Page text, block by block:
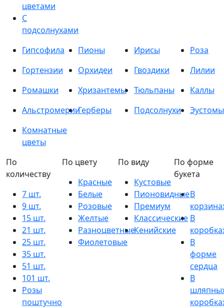
цветами
С
подсолнухами
Гипсофила
Пионы Ирисы
Роза
Гортензии
Орхидеи Гвоздики
Лилии
Ромашки
Хризантемы Тюльпаны
Каллы
АльстромерииГерберы Подсолнухи
Эустомы
Комнатные
цветы
По
количеству
7 шт.
9 шт.
15 шт.
21 шт.
25 шт.
35 шт.
51 шт.
101 шт.
Розы
поштучно
По цвету
Красные
Белые
Розовые
Желтые
Разноцветные
Фиолетовые
По виду
Кустовые
Пионовидные
Премиум
Классические
Кенийские
По форме
букета
В
В
В
форме
сердца
В